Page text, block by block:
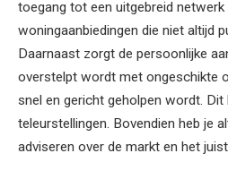
toegang tot een uitgebreid netwerk
woningaanbiedingen die niet altijd
Daarnaast zorgt de persoonlijke
overstelpt wordt met ongeschikte
snel en gericht geholpen wordt.
teleurstellingen. Bovendien heb je
adviseren over de markt en het